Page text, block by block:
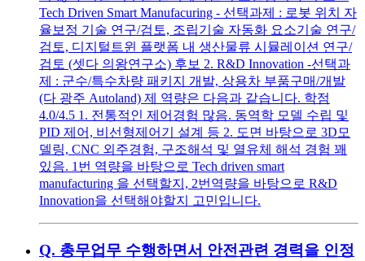
Tech Driven Smart Manufacuring - 선택과제 : 로봇 위치 자
율보정 기술 연구/검토, 조립기술 자동화 요소기술 연구/
검토, 디지털트윈 플랫폼 내 생산물류 시뮬레이션 연구/
검토 (셋다 의왕연구소) 후보 2. R&D Innovation -선택과
제 : 군수/특수차량 패키지 개발, 상용차 부품구매/개발
(다 광주 Autoland) 제 역량은 다음과 같습니다. 학점
4.0/4.5 1. 전통적인 제어경험 많음. 동역학 모델 수립 및
PID 제어, 비선형제어기 설계 등 2. 도면 바탕으로 3D모
델링, CNC 외주경험, 구조해석 및 열유체 해석 경험 꽤
있음. 1번 역량을 바탕으로 Tech driven smart
manufacturing 을 선택할지, 2번역량을 바탕으로 R&D
Innovation을 선택해야할지 고민입니다.
Q. 총무업무 수행하면서 안전관련 경력을 인정